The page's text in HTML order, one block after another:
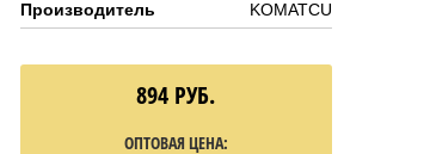
Производитель
KOMATCU
894 РУБ.
ОПТОВАЯ ЦЕНА: